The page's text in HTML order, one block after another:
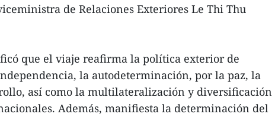
de Relaciones Exteriores Le Thi Thu
que el viaje reafirma la política exterior de
la autodeterminación, por la paz, la
así como la multilateralización y diversificación
Además, manifiesta la determinación del